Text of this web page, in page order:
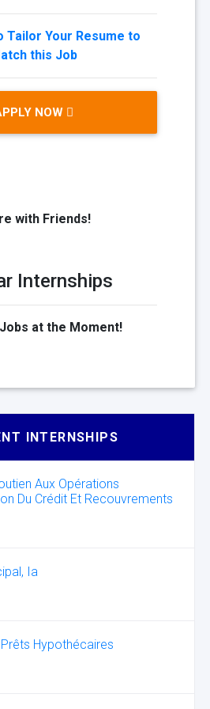
Tailor Your Resume to
this Job
NOW
with Friends!
Internships
at the Moment!
INTERNSHIPS
Aux Opérations
Du Crédit Et Recouvrements
Ia
Hypothécaires